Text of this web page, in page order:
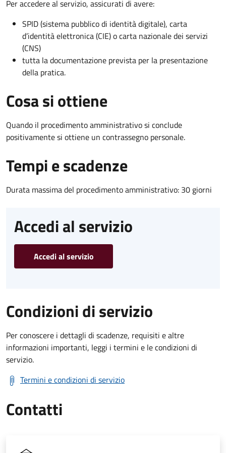
Per accedere al servizio, assicurati di avere:
SPID (sistema pubblico di identità digitale), carta
d’identità elettronica (CIE) o carta nazionale dei servizi
(CNS)
tutta la documentazione prevista per la presentazione
della pratica.
Cosa si ottiene
Quando il procedimento amministrativo si conclude
positivamente si ottiene un contrassegno personale.
Tempi e scadenze
Durata massima del procedimento amministrativo: 30 giorni
Accedi al servizio
Accedi al servizio
Condizioni di servizio
Per conoscere i dettagli di scadenze, requisiti e altre
informazioni importanti, leggi i termini e le condizioni di
servizio.
Termini e condizioni di servizio
Contatti